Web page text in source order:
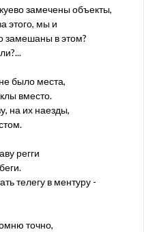
замечены объекты,
этого, мы и
замешаны в этом?
было места,
вместо.
на их наезды,
регги
телегу в ментуру -
точно,